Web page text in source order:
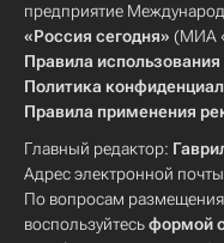
предприятие
«Россия сегодня» (МИА
Правила
Политика
Правила применения
Главный редактор:
Адрес электронной
По вопросам
воспользуйтесьформой